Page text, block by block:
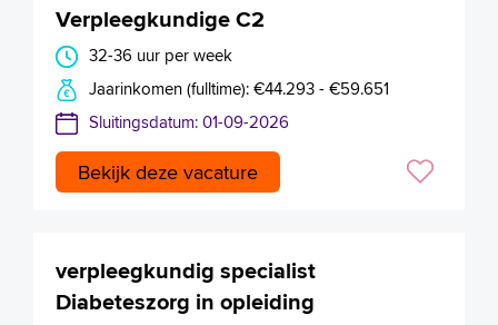
Verpleegkundige C2
32-36 uur per week
Jaarinkomen (fulltime): €44.293 - €59.651
Sluitingsdatum: 01-09-2026
Bekijk deze vacature
verpleegkundig specialist
Diabeteszorg in opleiding